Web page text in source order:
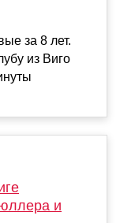
за 8 лет.
из Виго
и